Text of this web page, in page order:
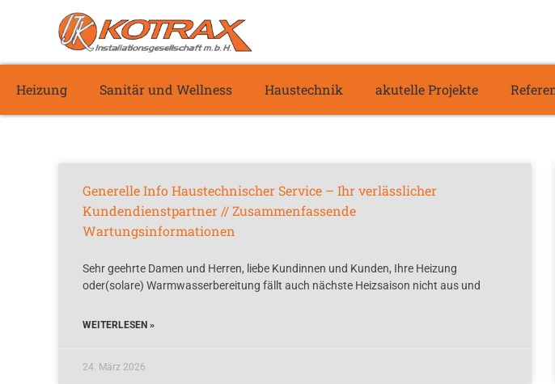
Heizung Sanitär und Wellness Haustechnik akutelle Projekte
Generelle Info Haustechnischer Service – Ihr verlässlicher
Kundendienstpartner // Zusammenfassende
Wartungsinformationen
Sehr geehrte Damen und Herren, liebe Kundinnen und Kunden, Ihre Heizung
oder(solare) Warmwasserbereitung fällt auch nächste Heizsaison nicht aus und
WEITERLESEN »
24. März 2026